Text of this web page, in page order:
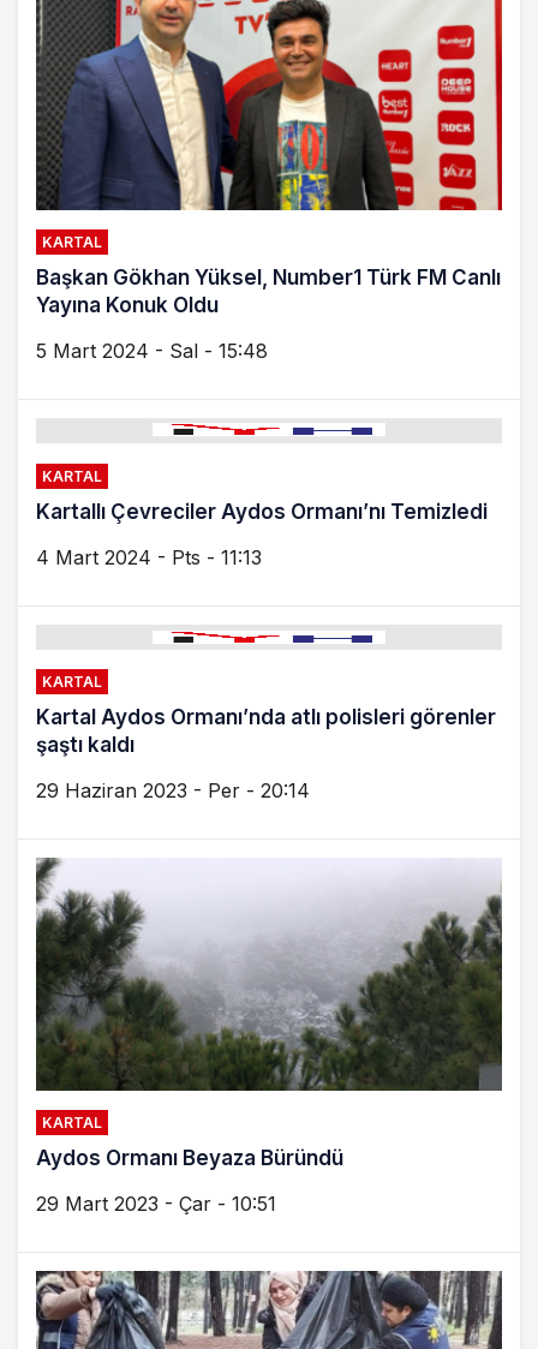
KARTAL
Başkan Gökhan Yüksel, Number1 Türk FM Canlı
Yayına Konuk Oldu
5 Mart 2024 - Sal - 15:48
KARTAL
Kartallı Çevreciler Aydos Ormanı’nı Temizledi
4 Mart 2024 - Pts - 11:13
KARTAL
Kartal Aydos Ormanı’nda atlı polisleri görenler
şaştı kaldı
29 Haziran 2023 - Per - 20:14
KARTAL
Aydos Ormanı Beyaza Büründü
29 Mart 2023 - Çar - 10:51